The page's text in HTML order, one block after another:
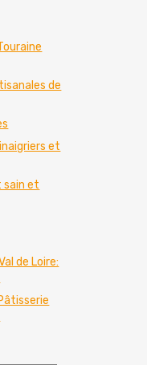
de
et
sain et
de Loire: